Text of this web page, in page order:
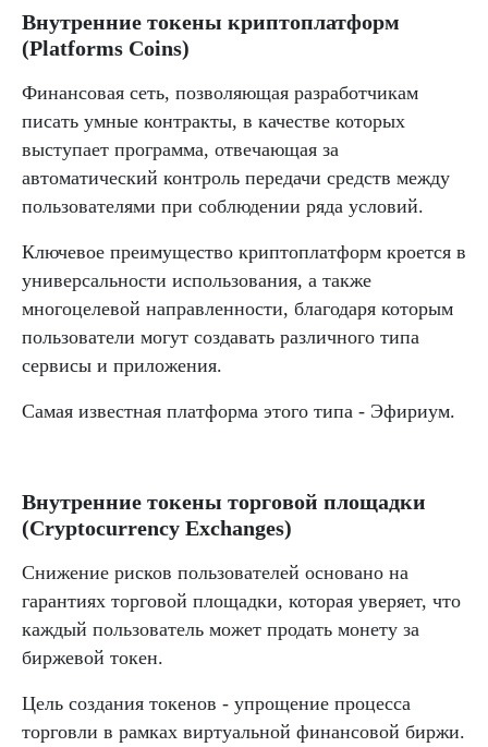
Внутренние токены криптоплатформ
(Platforms Coins)
Финансовая сеть, позволяющая разработчикам
писать умные контракты, в качестве которых
выступает программа, отвечающая за
автоматический контроль передачи средств между
пользователями при соблюдении ряда условий.
Ключевое преимущество криптоплатформ кроется в
универсальности использования, а также
многоцелевой направленности, благодаря которым
пользователи могут создавать различного типа
сервисы и приложения.
Самая известная платформа этого типа - Эфириум.
Внутренние токены торговой площадки
(Cryptocurrency Exchanges)
Снижение рисков пользователей основано на
гарантиях торговой площадки, которая уверяет, что
каждый пользователь может продать монету за
биржевой токен.
Цель создания токенов - упрощение процесса
торговли в рамках виртуальной финансовой биржи.